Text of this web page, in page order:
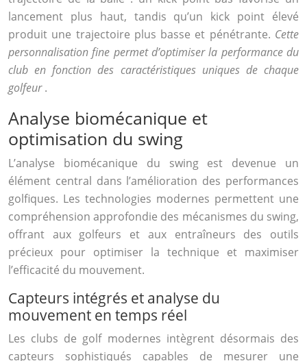
lancement plus haut, tandis qu’un kick point élevé
produit une trajectoire plus basse et pénétrante. Cette
personnalisation fine permet d’optimiser la performance du
club en fonction des caractéristiques uniques de chaque
golfeur.
Analyse biomécanique et
optimisation du swing
L’analyse biomécanique du swing est devenue un
élément central dans l’amélioration des performances
golfiques. Les technologies modernes permettent une
compréhension approfondie des mécanismes du swing,
offrant aux golfeurs et aux entraîneurs des outils
précieux pour optimiser la technique et maximiser
l’efficacité du mouvement.
Capteurs intégrés et analyse du
mouvement en temps réel
Les clubs de golf modernes intègrent désormais des
capteurs sophistiqués capables de mesurer une